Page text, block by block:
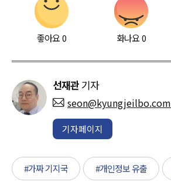
좋아요0 화나요0
선재관 기자
seon@kyungjeilbo.com
기자페이지
#가짜 기지국 #개인정보 유출